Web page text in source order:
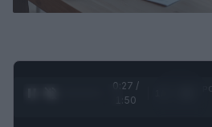
0:28 /
1:50